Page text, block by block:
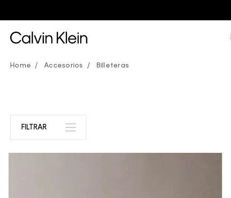
Accesorios Billeteras
FILTRAR